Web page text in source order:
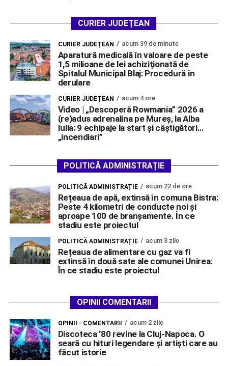
CURIER JUDEȚEAN
CURIER JUDEȚEAN acum 39 de minute
Aparatură medicală în valoare de peste
1,5 milioane de lei achiziționată de
Spitalul Municipal Blaj: Procedură în
derulare
CURIER JUDEȚEAN acum 4 ore
Video | „Descoperă Rowmania” 2026 a
(re)adus adrenalina pe Mureș, la Alba
Iulia: 9 echipaje la start și câștigători…
„incendiari”
POLITICĂ ADMINISTRAȚIE
POLITICĂ ADMINISTRAȚIE acum 22 de ore
Rețeaua de apă, extinsă în comuna Bistra:
Peste 4 kilometri de conducte noi și
aproape 100 de branșamente. În ce
stadiu este proiectul
POLITICĂ ADMINISTRAȚIE acum 3 zile
Rețeaua de alimentare cu gaz va fi
extinsă în două sate ale comunei Unirea:
În ce stadiu este proiectul
OPINII COMENTARII
OPINII - COMENTARII acum 2 zile
Discoteca ’80 revine la Cluj-Napoca. O
seară cu hituri legendare și artiști care au
făcut istorie